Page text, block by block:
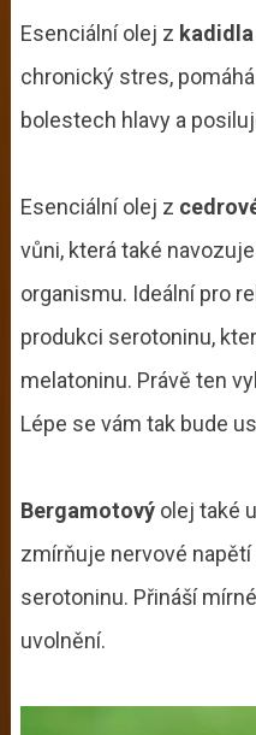
Esenciální olej z kadidla
chronický stres,
bolestech hlavy a
Esenciální olej z
vůni, která také
organismu. Ideální pro
produkci serotoninu,
melatoninu. Právě ten
Lépe se vám tak bude
Bergamotovýolej také
zmírňuje nervové
serotoninu. Přináší
uvolnění.